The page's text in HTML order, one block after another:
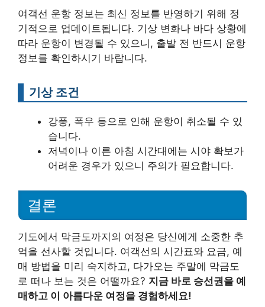
여객선 운항 정보는 최신 정보를 반영하기 위해 정
기적으로 업데이트됩니다. 기상 변화나 바다 상황에
따라 운항이 변경될 수 있으니, 출발 전 반드시 운항
정보를 확인하시기 바랍니다.
기상 조건
강풍, 폭우 등으로 인해 운항이 취소될 수 있
습니다.
저녁이나 이른 아침 시간대에는 시야 확보가
어려운 경우가 있으니 주의가 필요합니다.
결론
기도에서 막금도까지의 여정은 당신에게 소중한 추
억을 선사할 것입니다. 여객선의 시간표와 요금, 예
매 방법을 미리 숙지하고, 다가오는 주말에 막금도
로 떠나 보는 것은 어떨까요? 지금 바로 승선권을 예
매하고 이 아름다운 여정을 경험하세요!